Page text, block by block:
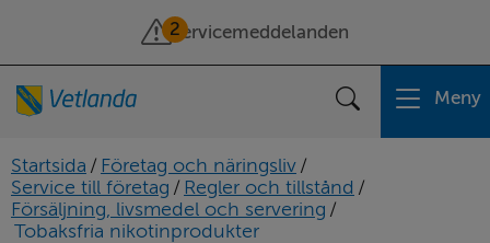
2
Servicemeddelanden
Sök Meny
Startsida / Företag och näringsliv /
Service till företag / Regler och tillstånd /
Försäljning, livsmedel och servering /
Tobaksfria nikotinprodukter